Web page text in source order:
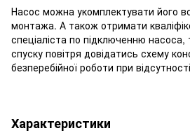
Насос можна укомплектувати його
монтажа. А також отримати
спеціаліста по підключенню насоса,
спуску повітря довідатись схему
безперебійної роботи при
Характеристики